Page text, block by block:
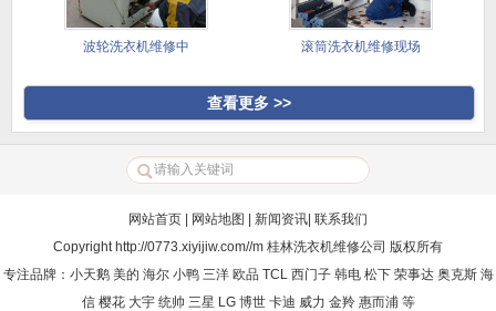
波轮洗衣机维修中 滚筒洗衣机维修现场
查看更多 >>
网站首页 网站地图 新闻资讯 联系我们
Copyright http://0773.xiyijiw.com//m 桂林洗衣机维修公司 版权所有
专注品牌：小天鹅 美的 海尔 小鸭 三洋 欧品 TCL 西门子 韩电 松下 荣事达 奥克斯 海
信 樱花 大宇 统帅 三星 LG 博世 卡迪 威力 金羚 惠而浦 等